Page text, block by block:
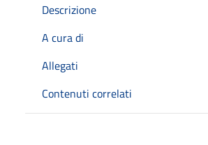
Descrizione
A cura di
Allegati
Contenuti correlati